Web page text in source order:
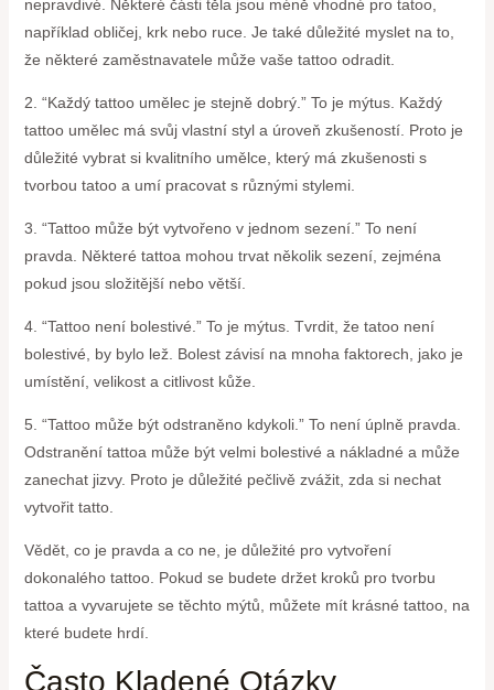
nepravdivé. Některé části těla jsou méně vhodné pro tatoo,
například obličej, krk nebo ruce. Je také důležité myslet na to,
že některé zaměstnavatele může vaše tattoo odradit.
2. “Každý tattoo umělec je stejně dobrý.” To je mýtus. Každý
tattoo umělec má svůj vlastní styl a úroveň zkušeností. Proto je
důležité vybrat si kvalitního umělce, který má zkušenosti s
tvorbou tatoo a umí pracovat s různými stylemi.
3. “Tattoo může být vytvořeno v jednom sezení.” To není
pravda. Některé tattoa mohou trvat několik sezení, zejména
pokud jsou složitější nebo větší.
4. “Tattoo není bolestivé.” To je mýtus. Tvrdit, že tatoo není
bolestivé, by bylo lež. Bolest závisí na mnoha faktorech, jako je
umístění, velikost a citlivost kůže.
5. “Tattoo může být odstraněno kdykoli.” To není úplně pravda.
Odstranění tattoa může být velmi bolestivé a nákladné a může
zanechat jizvy. Proto je důležité pečlivě zvážit, zda si nechat
vytvořit tatto.
Vědět, co je pravda a co ne, je důležité pro vytvoření
dokonalého tattoo. Pokud se budete držet kroků pro tvorbu
tattoa a vyvarujete se těchto mýtů, můžete mít krásné tattoo, na
které budete hrdí.
Často Kladené Otázky